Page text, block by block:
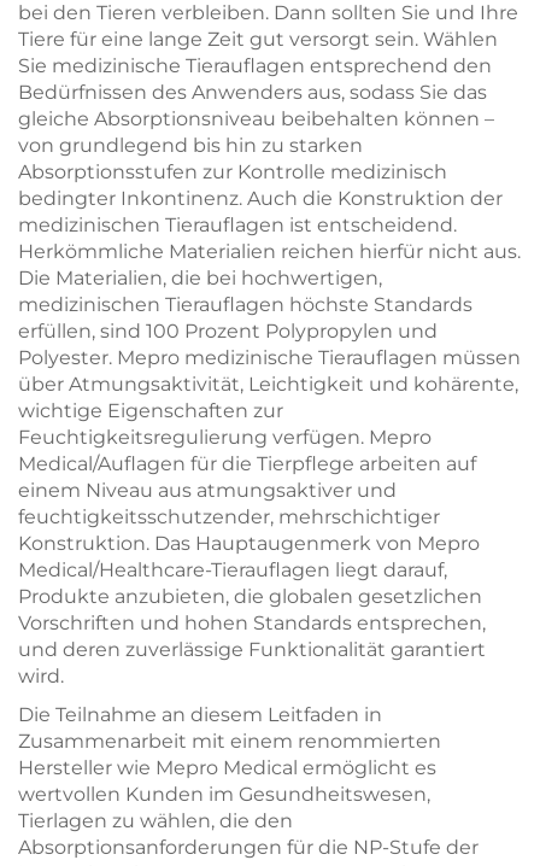
bei den Tieren verbleiben. Dann sollten Sie und Ihre
Tiere für eine lange Zeit gut versorgt sein. Wählen
Sie medizinische Tierauflagen entsprechend den
Bedürfnissen des Anwenders aus, sodass Sie das
gleiche Absorptionsniveau beibehalten können –
von grundlegend bis hin zu starken
Absorptionsstufen zur Kontrolle medizinisch
bedingter Inkontinenz. Auch die Konstruktion der
medizinischen Tierauflagen ist entscheidend.
Herkömmliche Materialien reichen hierfür nicht aus.
Die Materialien, die bei hochwertigen,
medizinischen Tierauflagen höchste Standards
erfüllen, sind 100 Prozent Polypropylen und
Polyester. Mepro medizinische Tierauflagen müssen
über Atmungsaktivität, Leichtigkeit und kohärente,
wichtige Eigenschaften zur
Feuchtigkeitsregulierung verfügen. Mepro
Medical/Auflagen für die Tierpflege arbeiten auf
einem Niveau aus atmungsaktiver und
feuchtigkeitsschutzender, mehrschichtiger
Konstruktion. Das Hauptaugenmerk von Mepro
Medical/Healthcare-Tierauflagen liegt darauf,
Produkte anzubieten, die globalen gesetzlichen
Vorschriften und hohen Standards entsprechen,
und deren zuverlässige Funktionalität garantiert
wird.
Die Teilnahme an diesem Leitfaden in
Zusammenarbeit mit einem renommierten
Hersteller wie Mepro Medical ermöglicht es
wertvollen Kunden im Gesundheitswesen,
Tierlagen zu wählen, die den
Absorptionsanforderungen für die NP-Stufe der